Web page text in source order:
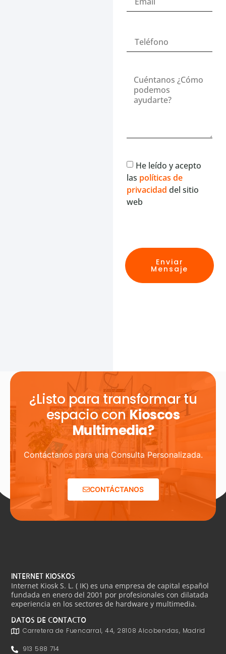
He leído y acepto
las políticas de
privacidad del sitio
web
Enviar
Mensaje
¿Listo para transformar tu
espacio conKioscos
Multimedia?
Contáctanos para una Consulta Personalizada.
CONTÁCTANOS
INTERNET KIOSKOS
Internet Kiosk S. L. ( IK) es una empresa de capital español
fundada en enero del 2001 por profesionales con dilatada
experiencia en los sectores de hardware y multimedia.
DATOS DE CONTACTO
Carretera de Fuencarral, 44, 28108 Alcobendas, Madrid
913 588 714